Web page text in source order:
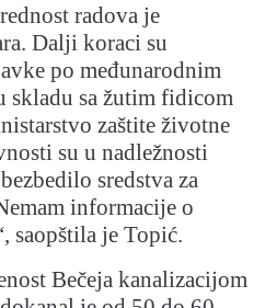
radova je
Dalji koraci su
po međunarodnim
skladu sa žutim fidicom
zaštite životne
su u nadležnosti
sredstva za
informacije o
saopštila je Topić.
Bečeja kanalizacijom